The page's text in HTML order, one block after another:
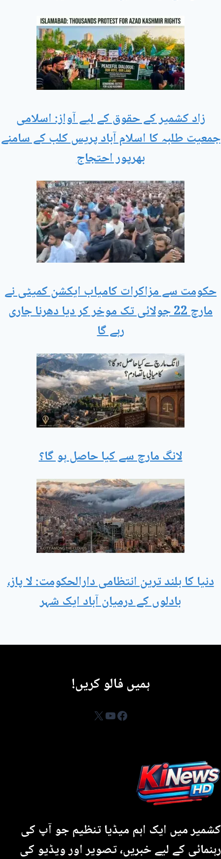
زاد کشمیر کے حقوق کے لیے آواز: اسلامی
جمعیت طلبہ کا اسلام آباد پریس کلب کے سامنے
بھرپور احتجاج
حکومت سے مزاکرات کامیاب ایکشن کمیٹی نے
مارچ 22 جولائی تک موخر کر دیا دھرنا جاری
رہے گا
لانگ مارچ سے کیا حاصل ہو گا؟
دنیا کا بلند ترین انتظامی دارالحکومت: لا پاز،
بادلوں کے درمیان آباد ایک شہر
ہمیں فالو کریں!
Facebook
YouTube
X
کشمیر میں ایک اہم میڈیا تنظیم جو آپ کی
رہنمائی کے لیے خبریں، تصویر اور ویڈیو کی